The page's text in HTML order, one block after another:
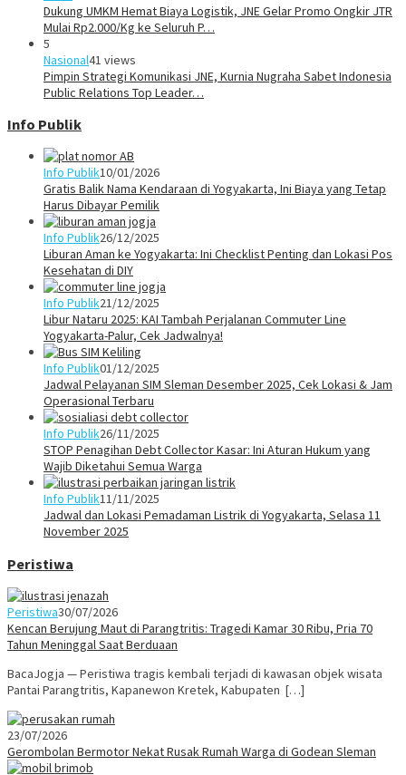
Dukung UMKM Hemat Biaya Logistik, JNE Gelar Promo Ongkir JTR
Mulai Rp2.000/Kg ke Seluruh P…
5
Nasional41 views
Pimpin Strategi Komunikasi JNE, Kurnia Nugraha Sabet Indonesia
Public Relations Top Leader…
Info Publik
Info Publik10/01/2026
Gratis Balik Nama Kendaraan di Yogyakarta, Ini Biaya yang Tetap
Harus Dibayar Pemilik
Info Publik26/12/2025
Liburan Aman ke Yogyakarta: Ini Checklist Penting dan Lokasi Pos
Kesehatan di DIY
Info Publik21/12/2025
Libur Nataru 2025: KAI Tambah Perjalanan Commuter Line
Yogyakarta-Palur, Cek Jadwalnya!
Info Publik01/12/2025
Jadwal Pelayanan SIM Sleman Desember 2025, Cek Lokasi & Jam
Operasional Terbaru
Info Publik26/11/2025
STOP Penagihan Debt Collector Kasar: Ini Aturan Hukum yang
Wajib Diketahui Semua Warga
Info Publik11/11/2025
Jadwal dan Lokasi Pemadaman Listrik di Yogyakarta, Selasa 11
November 2025
Peristiwa
Peristiwa30/07/2026
Kencan Berujung Maut di Parangtritis: Tragedi Kamar 30 Ribu, Pria 70
Tahun Meninggal Saat Berduaan
BacaJogja — Peristiwa tragis kembali terjadi di kawasan objek wisata
Pantai Parangtritis, Kapanewon Kretek, Kabupaten […]
23/07/2026
Gerombolan Bermotor Nekat Rusak Rumah Warga di Godean Sleman